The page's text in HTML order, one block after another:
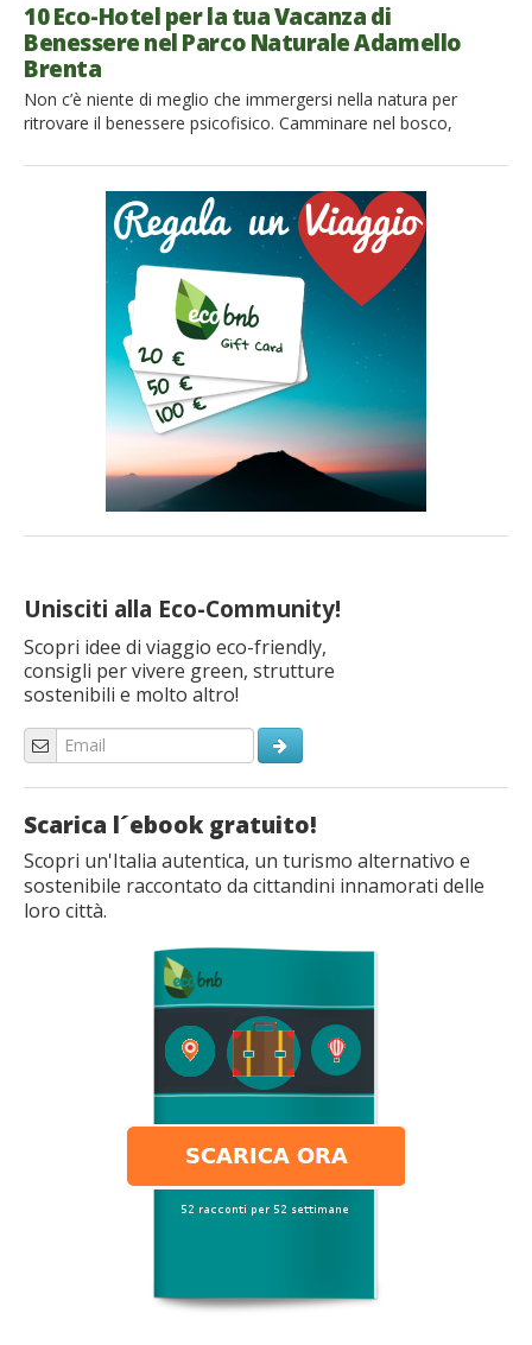
Unisciti alla Eco-Community!
Scopri idee di viaggio eco-friendly,
consigli per vivere green, strutture
sostenibili e molto altro!
Scarica l´ebook gratuito!
Scopri un'Italia autentica, un turismo alternativo e
sostenibile raccontato da cittandini innamorati delle
loro città.
10 Eco-Hotel per la tua Vacanza di
Benessere nel Parco Naturale Adamello
Brenta
Non c’è niente di meglio che immergersi nella natura per
ritrovare il benessere psicofisico. Camminare nel bosco,
Parco Naturale Adamello Brenta, l’area protetta più estesa del
Trentino, è un susseguirsi di esperienze di benessere all’aria
aperta. Ma quando l’escursione è finita, il benessere continua
all’interno degli […]